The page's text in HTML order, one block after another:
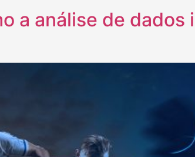
a análise de